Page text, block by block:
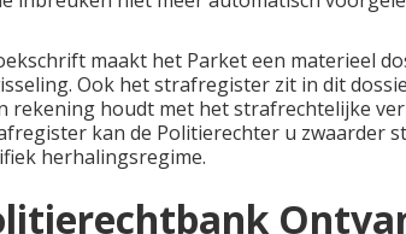
maakt het Parket een materieel
Ook het strafregister zit in dit
rekening houdt met het strafrechtelijke
kan de Politierechter u zwaarder
herhalingsregime.